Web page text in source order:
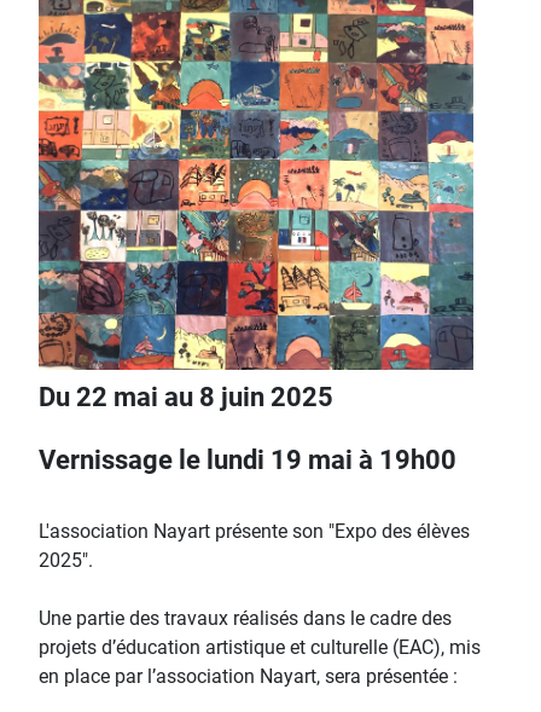
Du 22 mai au 8 juin 2025
Vernissage le lundi 19 mai à 19h00
L'association Nayart présente son "Expo des élèves
2025".
Une partie des travaux réalisés dans le cadre des
projets d’éducation artistique et culturelle (EAC), mis
en place par l’association Nayart, sera présentée :